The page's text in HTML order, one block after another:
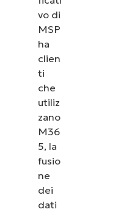
vo di
MSP
ha
clien
ti
che
utiliz
zano
M36
5, la
fusio
ne
dei
dati